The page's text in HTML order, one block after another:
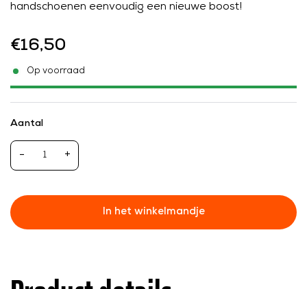
handschoenen eenvoudig een nieuwe boost!
€16,50
Op voorraad
Aantal
- +
In het winkelmandje